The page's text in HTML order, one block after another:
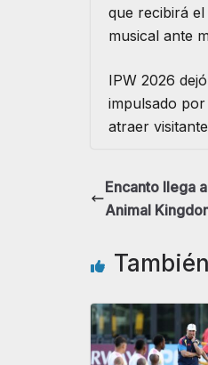
que recibirá
musical ante
IPW 2026
impulsado
atraer
Encanto llega
Animal